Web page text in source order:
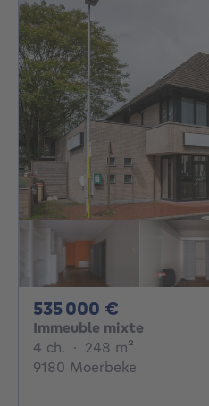
535 000 €
Immeuble mixte
4 ch. 4 chambres
· 248 m²
9180 Moerbeke